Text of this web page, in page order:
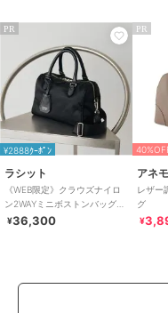
レジャ
ビ
モニ
ト5箇
ボス
ポリ
/特大
イル /
ルフ/
レジャ
/ビジ
原産国 中国製
PR
¥2888ｸｰﾎﾟﾝ
ラシット
《WEB限定》クラウズナイロ
ン2WAYミニボストンバッグ
(CE-1720-WEB)
¥36,300
PR
アネ
レザー
グ
¥